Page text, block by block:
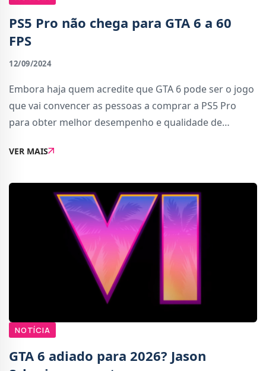
PS5 Pro não chega para GTA 6 a 60
FPS
12/09/2024
Embora haja quem acredite que GTA 6 pode ser o jogo
que vai convencer as pessoas a comprar a PS5 Pro
para obter melhor desempenho e qualidade de
consola, com base no que foi revelado pela
VER MAIS
NOTÍCIA
GTA 6 adiado para 2026? Jason